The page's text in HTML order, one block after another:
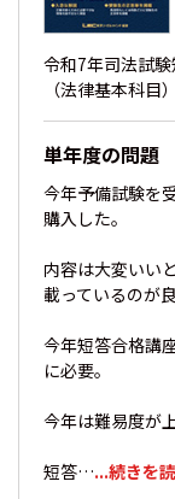
令和7年司法試
（法律基本科目
単年度の問題
今年予備試験を
購入した。
内容は大変いい
載っているのが良
今年短答合格講
に必要。
今年は難易度が
短答…...続きを